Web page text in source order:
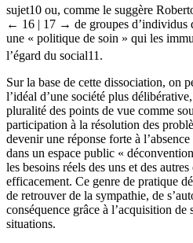
sujet10 ou, comme le suggère
← 16 | 17 → de groupes d’individus
une « politique de soin » qui les
l’égard du social11 .
Sur la base de cette dissociation, on
l’idéal d’une société plus
pluralité des points de vue comme
participation à la résolution des
devenir une réponse forte à
dans un espace public «
les besoins réels des uns et des
efficacement. Ce genre de pratique
de retrouver de la sympathie, de
conséquence grâce à l’acquisition de
situations.